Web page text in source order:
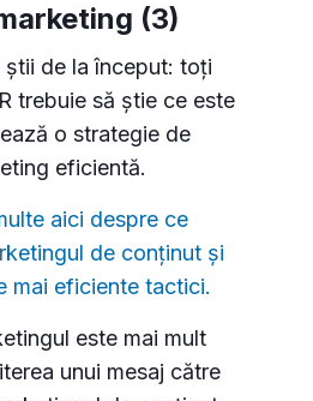
(3)
știi de la început: toți
trebuie să știe ce este
o strategie de
eficientă.
aici despre ce
de conținut și
mai eficiente tactici.
este mai mult
unui mesaj către